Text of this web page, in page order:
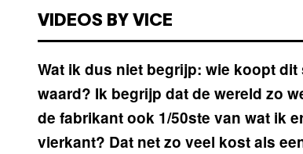
VIDEOS BY VICE
Wat ik dus niet begrijp: wie koopt
waard? Ik begrijp dat de wereld zo
de fabrikant ook 1/50ste van wat ik
vierkant? Dat net zo veel kost als